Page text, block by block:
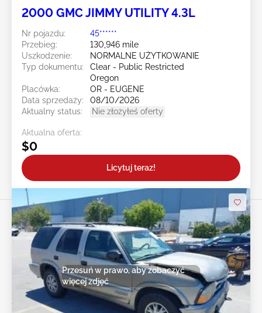
2000 GMC JIMMY UTILITY 4.3L
Nr pojazdu:
45******
Przebieg:
130,946 mile
Uszkodzenie:
NORMALNE UŻYTKOWANIE
Typ dokumentu:
Clear - Public Restricted
Oregon
Placówka:
OR - EUGENE
Data sprzedaży:
08/10/2026
Aktualny status:
Nie złożyłeś oferty
Aktualna oferta:
$0
Licytuj teraz!
Przesuń w prawo, aby zobaczyć
więcej zdjęć